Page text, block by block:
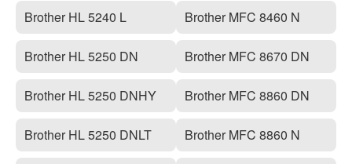
Brother HL 5240 L
Brother HL 5250 DN
Brother HL 5250 DNHY
Brother HL 5250 DNLT
Brother MFC 8460 N
Brother MFC 8670 DN
Brother MFC 8860 DN
Brother MFC 8860 N